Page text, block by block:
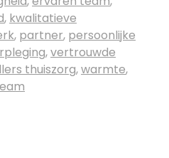
, kwalitatieve
, partner, persoonlijke
,vertrouwde
thuiszorg,warmte,